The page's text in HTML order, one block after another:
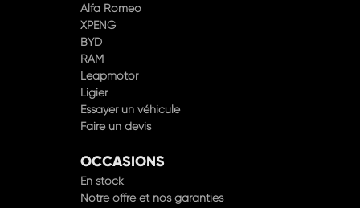
Alfa Romeo
XPENG
BYD
RAM
Leapmotor
Ligier
Essayer un véhicule
Faire un devis
OCCASIONS
En stock
Notre offre et nos garanties